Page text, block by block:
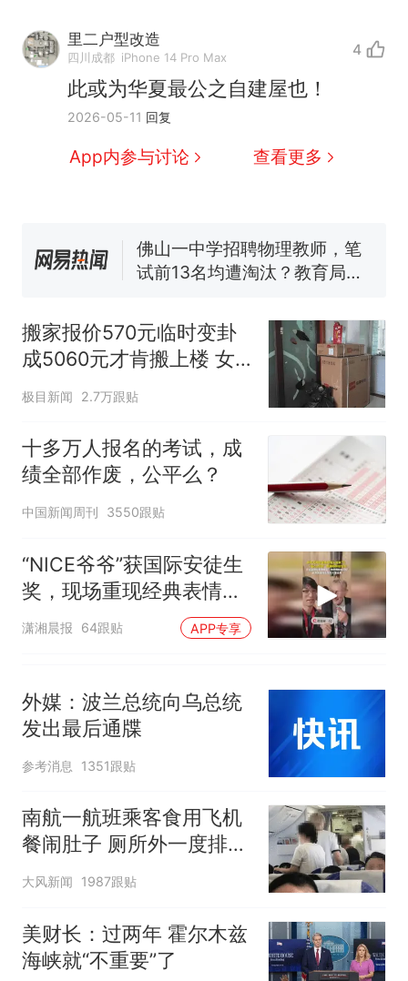
里二户型改造
四川成都 iPhone 14 Pro Max 4
此或为华夏最公之自建屋也！
2026-05-11 回复
App内参与讨论 查看更多
全部作废，公平么？
新
那个在床头放菜刀的女孩，
因老师一句“跟我回家”改写了
人生
搬家报价570元，搬到楼下交
5060元才肯搬上楼！女子傻眼
了……
空调24小时开着反而更省电？
已叫停招聘，成立调查组全面
核查
“不建议大家买深色蛋糕”上热
搜，网友：天塌了！
全部作废，公平么？
搬家报价570元临时变卦
成5060元才肯搬上楼 女
子傻眼
极目新闻 2.7万跟贴
十多万人报名的考试，成
绩全部作废，公平么？
中国新闻周刊 3550跟贴
“NICE爷爷”获国际安徒生
奖，现场重现经典表情
包，向中国粉丝问好
潇湘晨报 64跟贴 APP专享
外媒：波兰总统向乌总统
发出最后通牒
参考消息 1351跟贴
南航一航班乘客食用飞机
餐闹肚子 厕所外一度排长
队
大风新闻 1987跟贴
美财长：过两年 霍尔木兹
海峡就“不重要”了